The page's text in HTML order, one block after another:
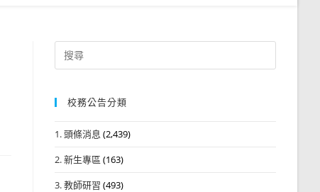
Search
for:
校務公告分類
1. 頭條消息 (2,439)
2. 新生專區 (163)
3. 教師研習 (493)